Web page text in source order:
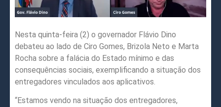
Nesta quinta-feira (2) o governador Flávio Dino
debateu ao lado de Ciro Gomes, Brizola Neto e Marta
Rocha sobre a falácia do Estado mínimo e das
consequências sociais, exemplificando a situação dos
entregadores vinculados aos aplicativos.
“Estamos vendo na situação dos entregadores,